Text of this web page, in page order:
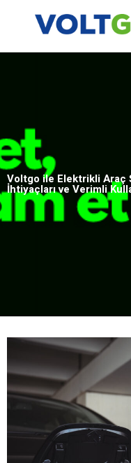
Voltgo ile Elektrikli Araç
İhtiyaçları ve Verimli